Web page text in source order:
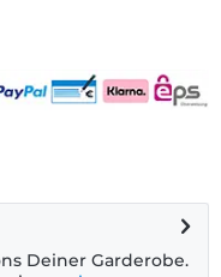
Deiner Garderobe.